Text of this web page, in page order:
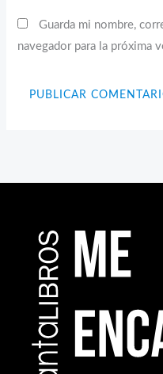
Guarda mi nombre,
navegador para la próxima